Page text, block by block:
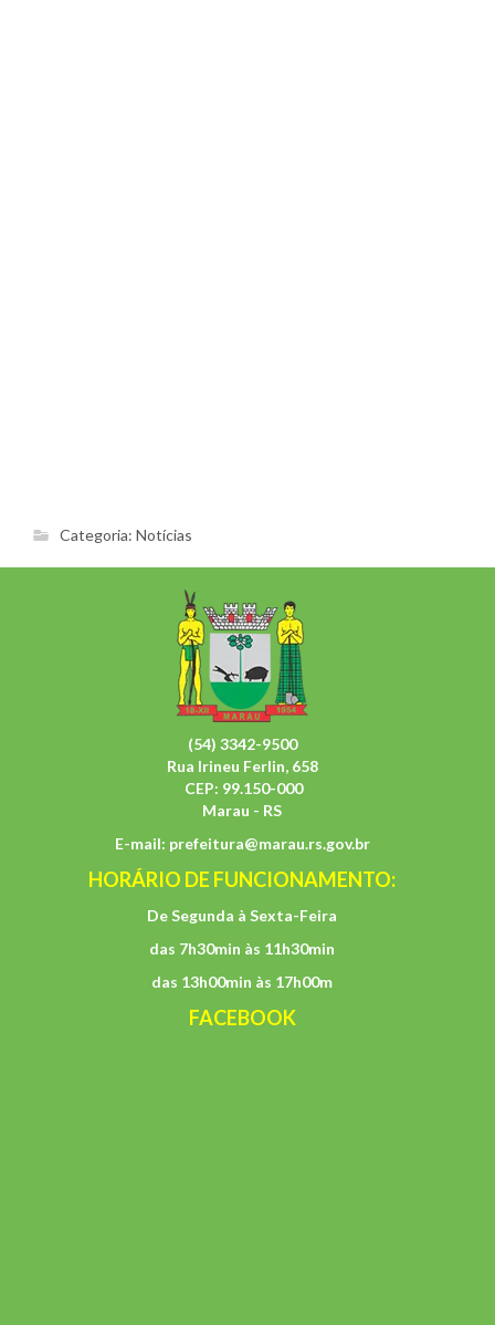
Categoria: Notícias
(54) 3342-9500
Rua Irineu Ferlin, 658
CEP: 99.150-000
Marau - RS
E-mail: prefeitura@marau.rs.gov.br
HORÁRIO DE FUNCIONAMENTO:
De Segunda à Sexta-Feira
das 7h30min às 11h30min
das 13h00min às 17h00m
FACEBOOK